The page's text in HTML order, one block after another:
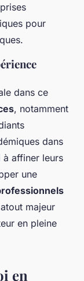
pour
dans ce
, notamment
dans
à affiner leurs
une
majeur
en pleine
en